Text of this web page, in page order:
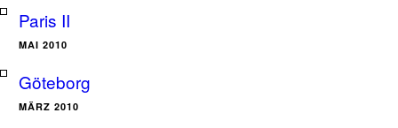
Paris II
MAI 2010
Göteborg
MÄRZ 2010